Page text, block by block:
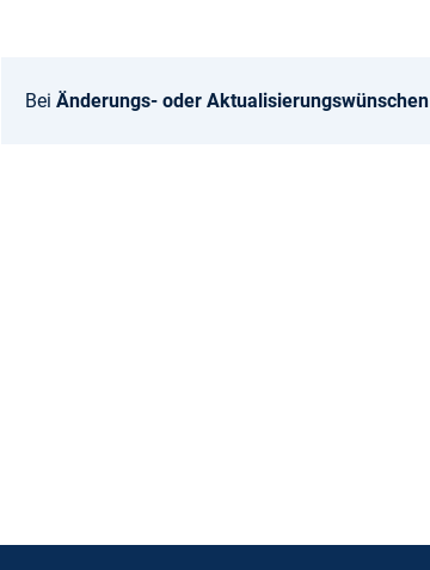
Bei Änderungs- oder Aktualisierungswünschen